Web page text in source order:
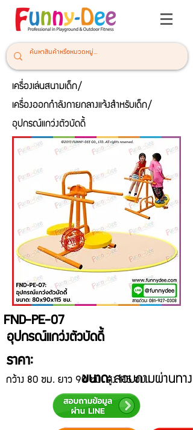
เครื่องเล่นสนามเด็ก/
เครื่องออกกำลังกายกลางแจ้งสำหรับเด็ก/
อุปกรณ์แกว่งตัวบัดดี้
FND-PE-07
อุปกรณ์แกว่งตัวบัดดี้
ราคา:
ขนาด: สอบถามผ่านทาง
กว้าง 80 ซม. ยาว 90 ซม. สูง 115 ซม.